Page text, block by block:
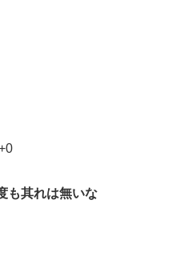
も其れは無いな